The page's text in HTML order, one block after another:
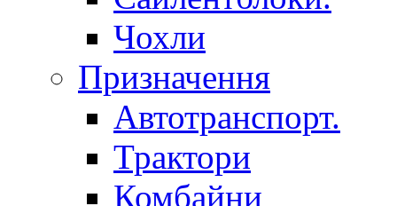
Чохли
Призначення
Автотранспорт.
Трактори
Комбайни